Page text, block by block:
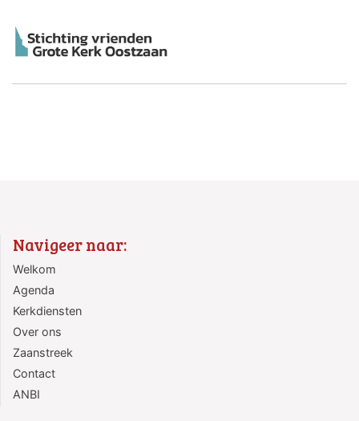
Navigeer naar:
Welkom
Agenda
Kerkdiensten
Over ons
Zaanstreek
Contact
ANBI